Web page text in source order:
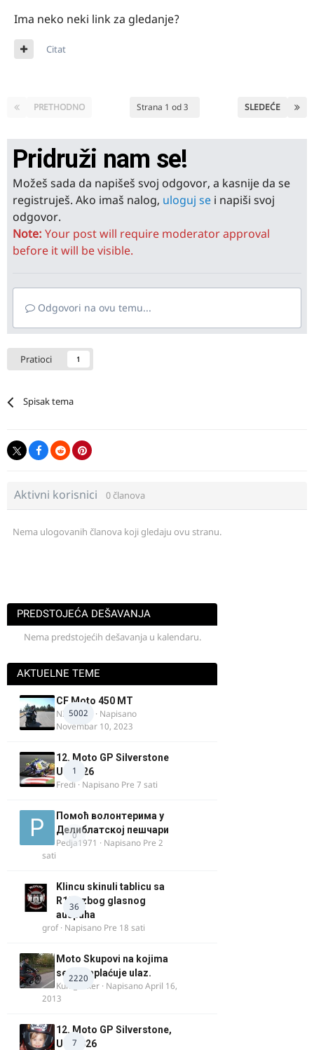
Ima neko neki link za gledanje?
Citat
PRETHODNO SLEDEĆE
Strana 1 od 3
Pridruži nam se!
Možeš sada da napišeš svoj odgovor, a kasnije da se
registruješ. Ako imaš nalog, uloguj se i napiši svoj
odgovor.
Note: Your post will require moderator approval
before it will be visible.
Odgovori na ovu temu...
Pratioci 1
Spisak tema
Aktivni korisnici 0 članova
Nema ulogovanih članova koji gledaju ovu stranu.
PREDSTOJEĆA DEŠAVANJA
Nema predstojećih dešavanja u kalendaru.
AKTUELNE TEME
5002
CF Moto 450 MT
NIKOLA 1
· Napisano
Novembar 10, 2023
1
12. Moto GP Silverstone
UK 2026
Fredi · Napisano Pre 7 sati
0
Помоћ волонтерима у
Делиблатској пешчари
Pedja1971 · Napisano Pre 2
sati
36
Klincu skinuli tablicu sa
R125 zbog glasnog
auspuha
grof· Napisano Pre 18 sati
2220
Moto Skupovi na kojima
se ne naplaćuje ulaz.
Kum_Mixer · NapisanoApril 16,
2013
7
12. Moto GP Silverstone,
UK, 2026